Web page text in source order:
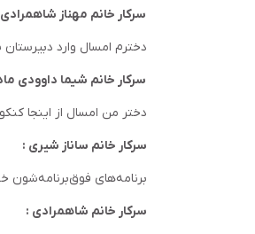
سرکار خانم مهناز
دخترم امسال وارد
سرکار خانم شیما داوودی
دختر من امسال از اینجا
سرکار خانم ساناز شیری :
برنامه‌های فوق‌برنامه‌شون
سرکار خانم شاهمرادی :